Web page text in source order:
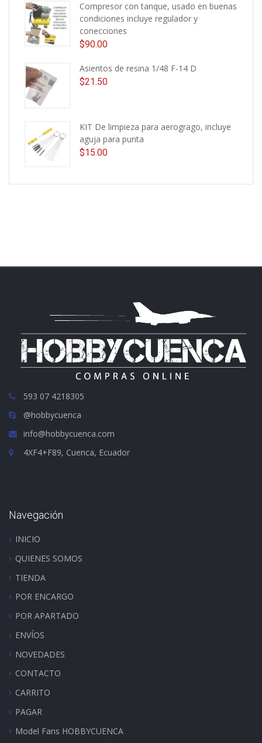
Compresor con tanque, usado en buenas
condiciones incluye regulador y
conecciones
$90.00
Asientos de resina 1/48 F-14 D
$21.50
KIT De limpieza para aerogrago, incluye
aguja para punta
$15.00
593 07 4218305
@hobbycuenca
info@hobbycuenca.com
4XF4+F89, Cuenca, Ecuador
Navegación
INICIO
QUIENES SOMOS
TIENDA
POR ENCARGO
POR APARTADO
ENVÍOS
NOVEDADES
CONTACTO
CARRITO
PAGAR
Model Fans HOBBYCUENCA